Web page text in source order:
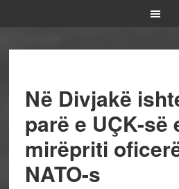
Në Divjakë
parë e UÇK-së
mirëpriti
NATO-s